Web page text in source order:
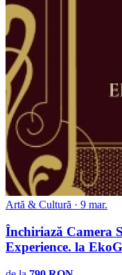
Artă & Cultură · 9 mar.
Închiriază Camera
Experience. la